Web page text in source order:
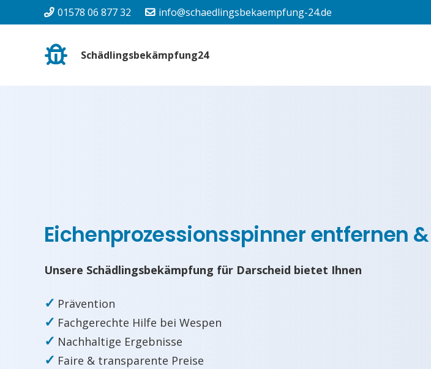
01578 06 877 32 info@schaedlingsbekaempfung-24.de
Schädlingsbekämpfung24
Eichenprozessionsspinner entfernen
Unsere Schädlingsbekämpfung für Darscheid bietet Ihnen
✓ Prävention
✓ Fachgerechte Hilfe bei Wespen
✓ Nachhaltige Ergebnisse
✓ Faire & transparente Preise